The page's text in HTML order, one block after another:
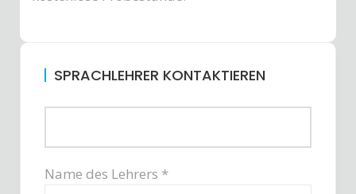
SPRACHLEHRER KONTAKTIEREN
Name des Lehrers *